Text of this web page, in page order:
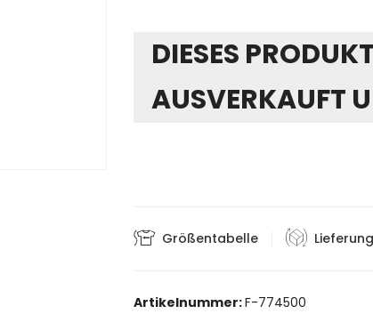
DIESES
AUSVERKAUFT
Größentabelle
Artikelnummer:F-774500